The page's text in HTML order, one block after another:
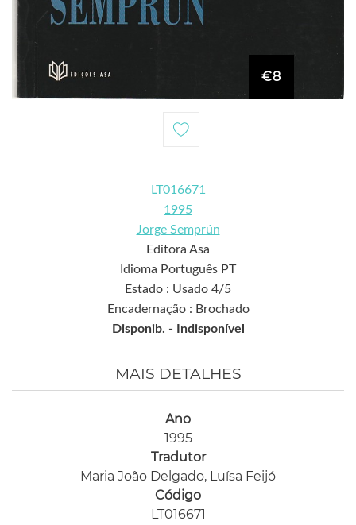
€8
LT016671
1995
Jorge Semprún
Editora Asa
Idioma Português PT
Estado : Usado 4/5
Encadernação : Brochado
Disponib. -
Indisponível
MAIS DETALHES
Ano
1995
Tradutor
Maria João Delgado, Luísa Feijó
Código
LT016671